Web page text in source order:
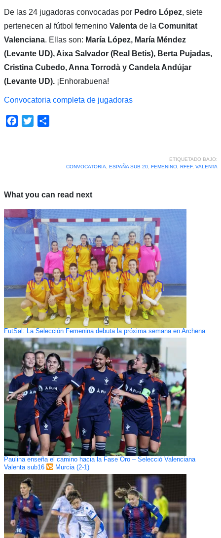
De las 24 jugadoras convocadas por Pedro López, siete
pertenecen al fútbol femenino Valenta de la Comunitat
Valenciana. Ellas son: María López, María Méndez
(Levante UD), Aixa Salvador (Real Betis), Berta Pujadas,
Cristina Cubedo, Anna Torrodà y Candela Andújar
(Levante UD).¡Enhorabuena!
Convocatoria completa de jugadoras
Facebook
Twitter
ETIQUETADO BAJO:
CONVOCATORIA, ESPAÑA SUB 20, FEMENINO, RFEF, VALENTA
What you can read next
FutSal: La Selección Femenina debuta la próxima semana en Archena
Paulina enseña el camino hacia la Fase Oro – Selecció Valenciana
Valenta sub16
Murcia (2-1)